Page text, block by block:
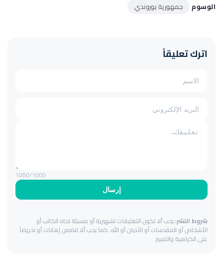
الوسوم جمهورية بوروندي
اترك تعليقاً
إرسال
1000/1000
شروط النشر:يجب ألا تكون التعليقات تشهيرية أو مسيئة تجاه الكاتب أو
الأشخاص أو المقدسات أو الأديان أو الله. كما يجب ألا تتضمن إهانات أو تحريضاً
على الكراهية والتمييز.